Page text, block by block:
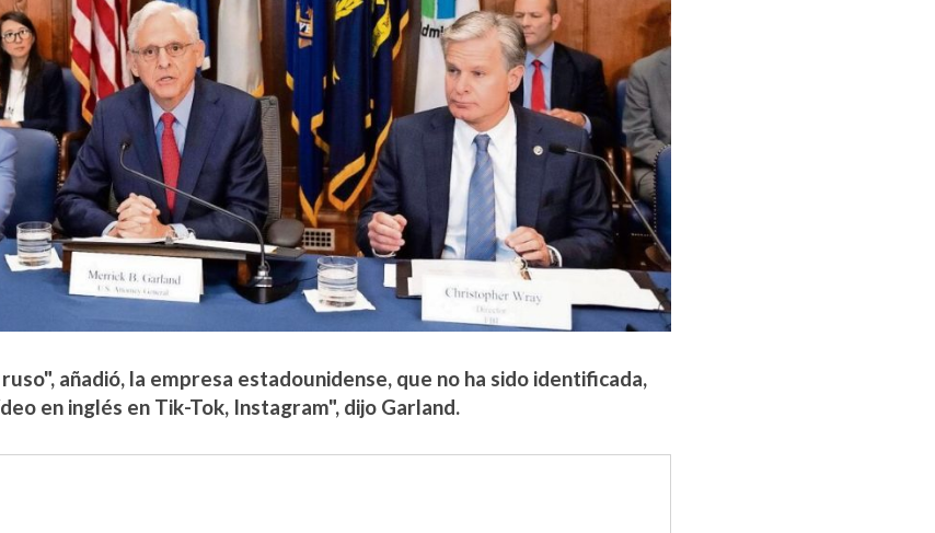
añadió, la empresa estadounidense, que no ha sido identificada,
en inglés en Tik-Tok, Instagram", dijo Garland.